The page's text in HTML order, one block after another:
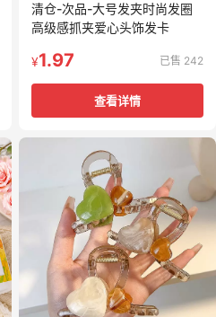
清仓-次品-大号发夹时尚发圈
高级感抓夹爱心头饰发卡
¥1.97 已售 242
查看详情